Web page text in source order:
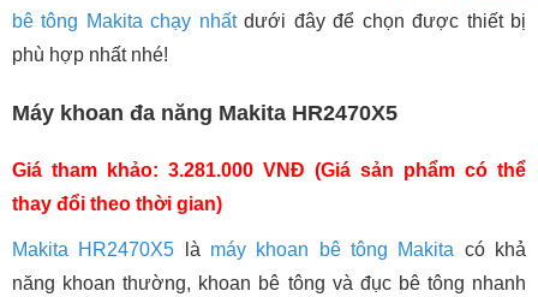
bê tông Makita chạy nhấtdưới đây để chọn được thiết bị
phù hợp nhất nhé!
Máy khoan đa năng Makita HR2470X5
Giá tham khảo: 3.281.000 VNĐ (Giá sản phẩm có thể
thay đổi theo thời gian)
Makita HR2470X5 là máy khoan bê tông Makita có khả
năng khoan thường, khoan bê tông và đục bê tông nhanh